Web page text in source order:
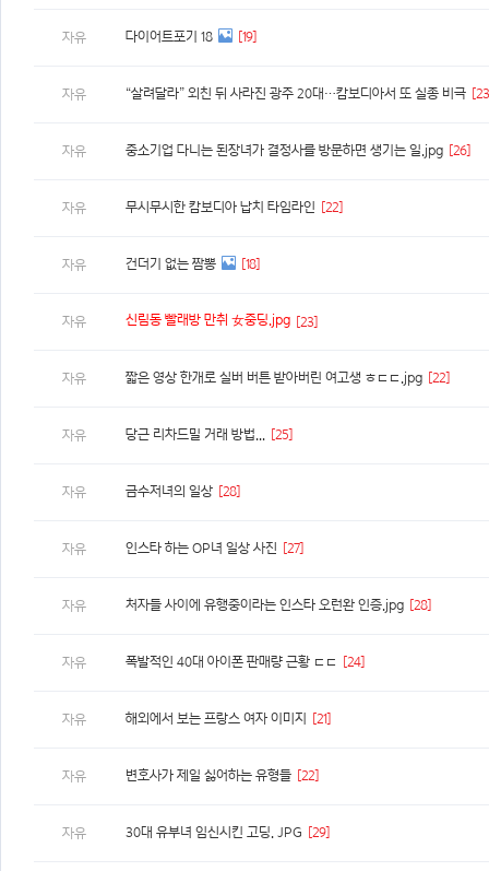
자유 다이어트포기 18 [19]
자유 “살려달라” 외친 뒤 사라진 광주 20대…캄보디아서 또 실종 비극
자유 중소기업 다니는 된장녀가 결정사를 방문하면 생기는 일.jpg [26]
자유 무시무시한 캄보디아 납치 타임라인 [22]
자유 건더기 없는 짬뽕 [18]
자유 신림동 빨래방 만취 女중딩.jpg [23]
자유 짧은 영상 한개로 실버 버튼 받아버린 여고생 ㅎㄷㄷ.jpg [22]
자유 당근 리차드밀 거래 방법... [25]
자유 금수저녀의 일상 [28]
자유 인스타 하는 OP녀 일상 사진 [27]
자유 처자들 사이에 유행중이라는 인스타 오런완 인증.jpg [28]
자유 폭발적인 40대 아이폰 판매량 근황 ㄷㄷ [24]
자유 해외에서 보는 프랑스 여자 이미지 [21]
자유 변호사가 제일 싫어하는 유형들 [22]
자유 30대 유부녀 임신시킨 고딩. JPG [29]